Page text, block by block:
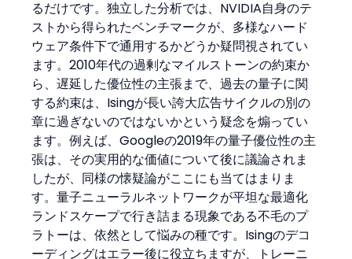
るだけです。独立した分析では、NVIDIA自身のテ
ストから得られたベンチマークが、多様なハード
ウェア条件下で通用するかどうか疑問視されてい
ます。2010年代の過剰なマイルストーンの約束か
ら、遅延した優位性の主張まで、過去の量子に関
する約束は、Isingが長い誇大広告サイクルの別の
章に過ぎないのではないかという疑念を煽ってい
ます。例えば、Googleの2019年の量子優位性の主
張は、その実用的な価値について後に議論されま
したが、同様の懐疑論がここにも当てはまりま
す。量子ニューラルネットワークが平坦な最適化
ランドスケープで行き詰まる現象である不毛のプ
ラトーは、依然として悩みの種です。Isingのデコ
ーディングはエラー後に役立ちますが、トレーニ